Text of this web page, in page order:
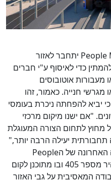
People יתחבר לאזור
כדי לאיסוף ע"י חברים
מעבורות אוטובוסים
חנייה. כאמור, זהו
יביא להפחתה ניכרת בעומסי
"אם ישנו מיקום מרכזי
מחוץ לתחום הצורה המעוגלת
תחבורתית יעילה הרבה יותר,"
האחרונה של הPeople
תהיה בסמוך לכביש המהיר מספר 405 ובו מתוכנן לקום
המאסיבית על גבי האזור